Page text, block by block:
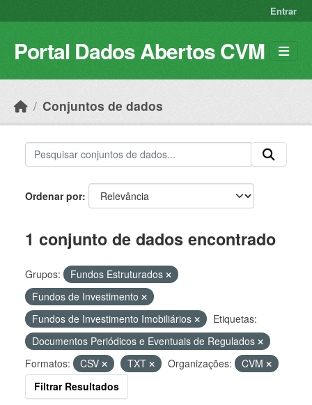
Entrar
Portal Dados Abertos CVM
Conjuntos de dados
Ordenar por
1 conjunto de dados encontrado
Grupos:
Fundos Estruturados
Fundos de Investimento
Fundos de Investimento Imobiliários
Etiquetas:
Documentos Periódicos e Eventuais de Regulados
Formatos:
CSV TXT Organizações:
CVM
Filtrar Resultados